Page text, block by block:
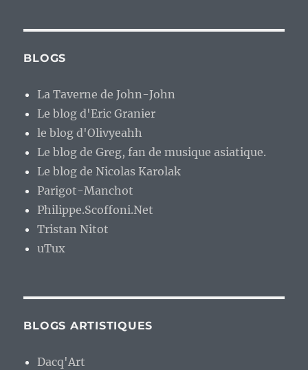
BLOGS
La Taverne de John-John
Le blog d'Eric Granier
le blog d'Olivyeahh
Le blog de Greg, fan de musique asiatique.
Le blog de Nicolas Karolak
Parigot-Manchot
Philippe.Scoffoni.Net
Tristan Nitot
uTux
BLOGS ARTISTIQUES
Dacq'Art